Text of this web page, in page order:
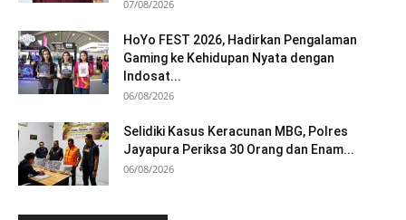
07/08/2026
HoYo FEST 2026, Hadirkan Pengalaman
Gaming ke Kehidupan Nyata dengan
Indosat...
06/08/2026
Selidiki Kasus Keracunan MBG, Polres
Jayapura Periksa 30 Orang dan Enam...
06/08/2026